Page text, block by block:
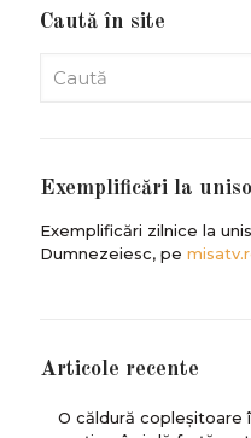
Caută în site
Exemplificări la
Exemplificări zilnice la
Dumnezeiesc, pe
Articole recente
O căldură copleșitoare